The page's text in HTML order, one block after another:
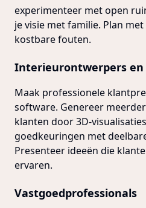
experimenteer met open
je visie met familie. Plan
kostbare fouten.
Interieurontwerpers en
Maak professionele
software. Genereer
klanten door 3D-
goedkeuringen met
Presenteer ideeën die
ervaren.
Vastgoedprofessionals